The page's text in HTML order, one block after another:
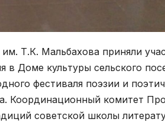
Т.К. Мальбахова приняли
Доме культуры сельского
фестиваля поэзии и
Координационный комитет
советской школы